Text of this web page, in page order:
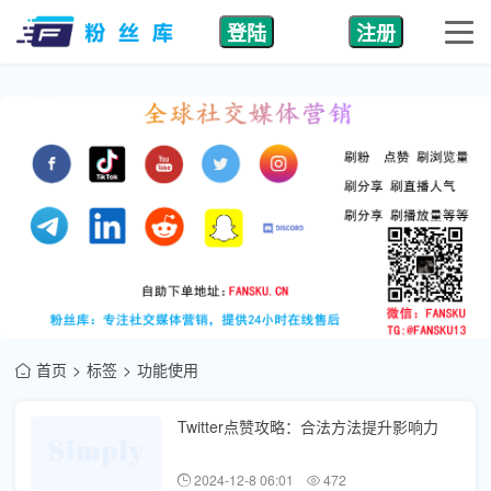
登陆 注册
首页 标签 功能使用
Twitter点赞攻略：合法方法提升影响力
2024-12-8 06:01 472